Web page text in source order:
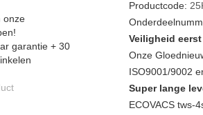
onze
garantie + 30
Productcode:
Veiligheid eerst
Onze
ISO9001/9002
Super lange
ECOVACS tws-